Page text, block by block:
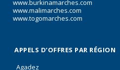
www.burkinamarches.com
www.malimarches.com
www.togomarches.com
APPELS D’OFFRES PAR RÉGION
Agadez